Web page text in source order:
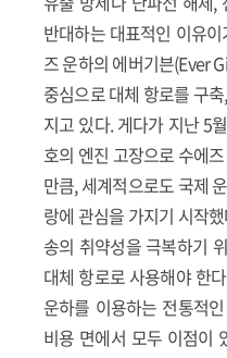
반대하는 대표적인 이유
즈 운하의 에버기븐(Ever
중심으로 대체 항로를 구
지고 있다. 게다가 지난 5
호의 엔진 고장으로 수에
만큼, 세계적으로도 국제
랑에 관심을 가지기 시작
송의 취약성을 극복하기
대체 항로로 사용해야 한
운하를 이용하는 전통적
비용 면에서 모두 이점이